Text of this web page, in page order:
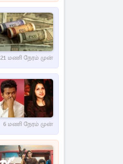
21 மணி நேரம் முன்
6 மணி நேரம் முன்